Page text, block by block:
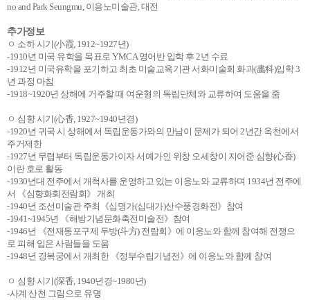
no and Park Seungmu, 이응노미술관, 대전
추가정보
ㅇ 소하 시기(小霞, 1912~1927년)
-1910년 미국 유학을 목표로 YMCA 영어반 입학 후 2년 수료
-1912년 미국유학을 포기하고 최초 미술교육기관 서화미술회 화과(畵科)입학 3
년 과정 마침
-1918~1920년 상해에 거주할 때 여운형의 독립단체와 교류하여 도움을 줌
ㅇ 심향 시기(心香, 1927~1940년경)
-1920년 귀국 시 상해에서 독립운동가와의 만남이 문제가 되어 2년간 옥천에서
주거제한
-1927년 무렵부터 독립운동가이자 서예가인 위창 오세창이 지어준 심향(心香)
이란 호로 활동
-1930년대 전주에서 개척사를 운영하고 있는 이응노와 교류하며 1934년 전주에
서 《심향화회전람회》 개최
-1940년 조선미술관 주최《십명가(십대가)산수풍경화전》참여
-1941~1945년 《해방기념문화축전미술전》참여
-1946년 《전재동포구제 두방(斗方) 전람회》에 이응노와 함께 참여해 전쟁으
로 피해 입은 사람들을 도움
-1948년 경복궁에서 개최한 《정부수립기념전》에 이응노와 함께 참여
ㅇ 심향 시기(深香, 1940년경~1980년)
-사계 산천 그림으로 유명